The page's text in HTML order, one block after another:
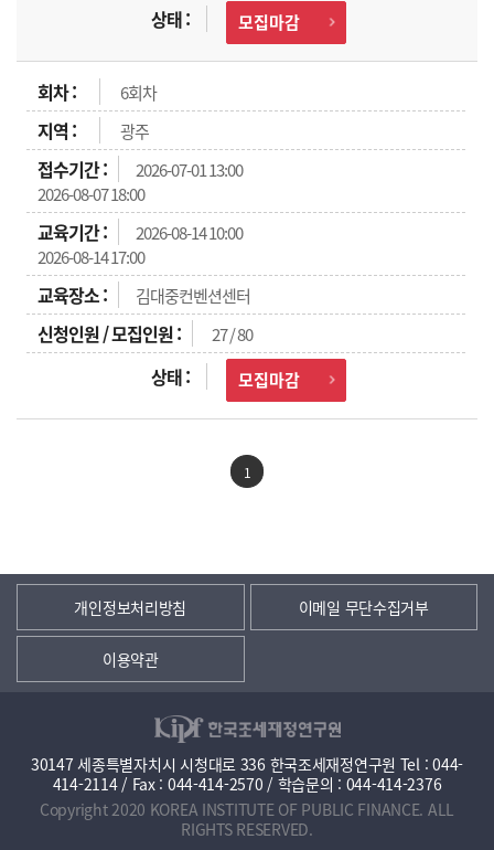
모집마감
6회차
광주
2026-07-01 13:00
2026-08-07 18:00
2026-08-14 10:00
2026-08-14 17:00
김대중컨벤션센터
27 / 80
모집마감
1
개인정보처리방침 이메일 무단수집거부
이용약관
30147 세종특별자치시 시청대로 336 한국조세재정연구원 Tel : 044-
414-2114 / Fax : 044-414-2570 / 학습문의 : 044-414-2376
Copyright 2020 KOREA INSTITUTE OF PUBLIC FINANCE. ALL
RIGHTS RESERVED.